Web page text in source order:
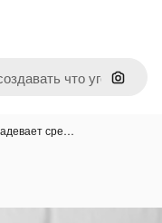
Поиск
сре…